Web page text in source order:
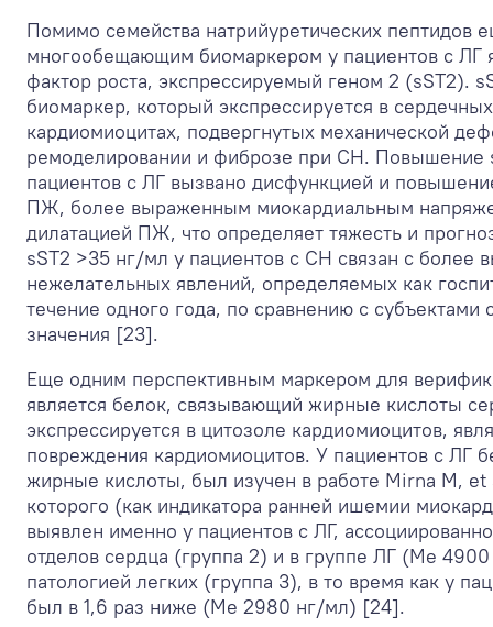
Помимо семейства натрийуретических пептидов
многообещающим биомаркером у пациентов с ЛГ
фактор роста, экспрессируемый геном 2 (sST2).
биомаркер, который экспрессируется в
кардиомиоцитах, подвергнутых механической
ремоделировании и фиброзе при СН. Повышение
пациентов с ЛГ вызвано дисфункцией и
ПЖ, более выраженным миокардиальным
дилатацией ПЖ, что определяет тяжесть и
sST2 >35 нг/мл у пациентов с СН связан с более
нежелательных явлений, определяемых как
течение одного года, по сравнению с субъектами
значения [23].
Еще одним перспективным маркером для
является белок, связывающий жирные кислоты
экспрессируется в цитозоле кардиомиоцитов,
повреждения кардиомиоцитов. У пациентов с ЛГ
жирные кислоты, был изучен в работе Mirna M,
которого (как индикатора ранней ишемии
выявлен именно у пациентов с ЛГ,
отделов сердца (группа 2) и в группе ЛГ (Me
патологией легких (группа 3), в то время как у
был в 1,6 раз ниже (Me 2980 нг/мл) [24].